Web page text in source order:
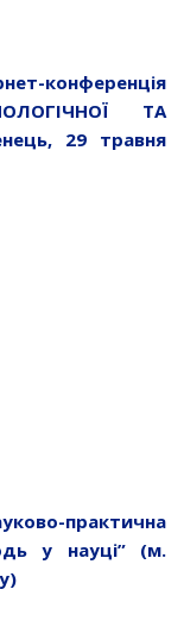
конференція
ТА
29 травня
практична
у науці”
(м.